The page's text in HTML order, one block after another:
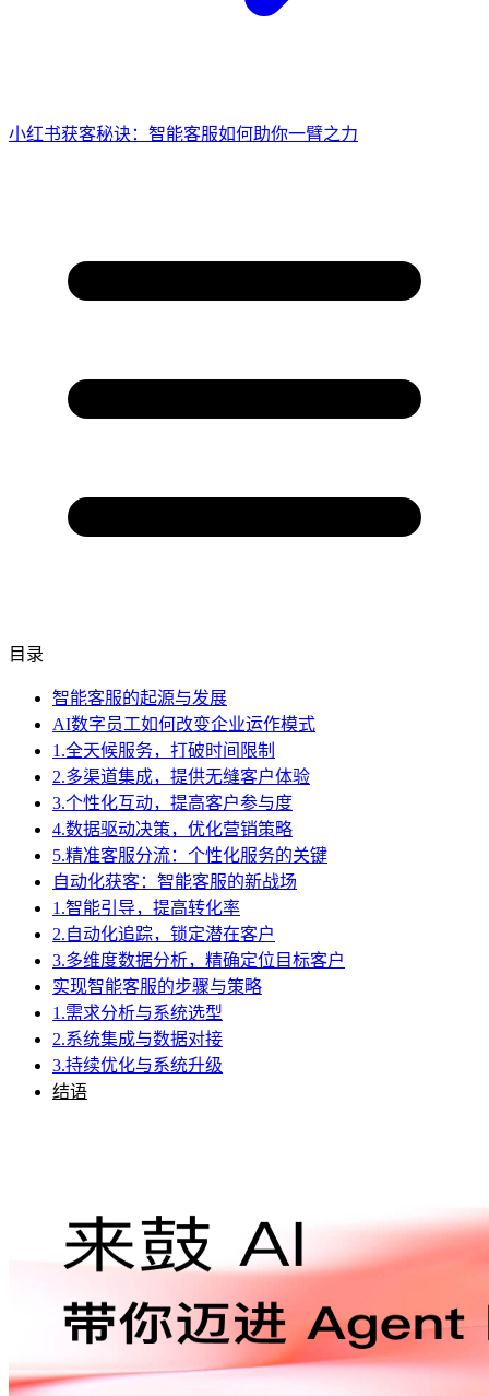
小红书获客秘诀：智能客服如何助你一臂之力
目录
智能客服的起源与发展
AI数字员工如何改变企业运作模式
1.全天候服务，打破时间限制
2.多渠道集成，提供无缝客户体验
3.个性化互动，提高客户参与度
4.数据驱动决策，优化营销策略
5.精准客服分流：个性化服务的关键
自动化获客：智能客服的新战场
1.智能引导，提高转化率
2.自动化追踪，锁定潜在客户
3.多维度数据分析，精确定位目标客户
实现智能客服的步骤与策略
1.需求分析与系统选型
2.系统集成与数据对接
3.持续优化与系统升级
结语